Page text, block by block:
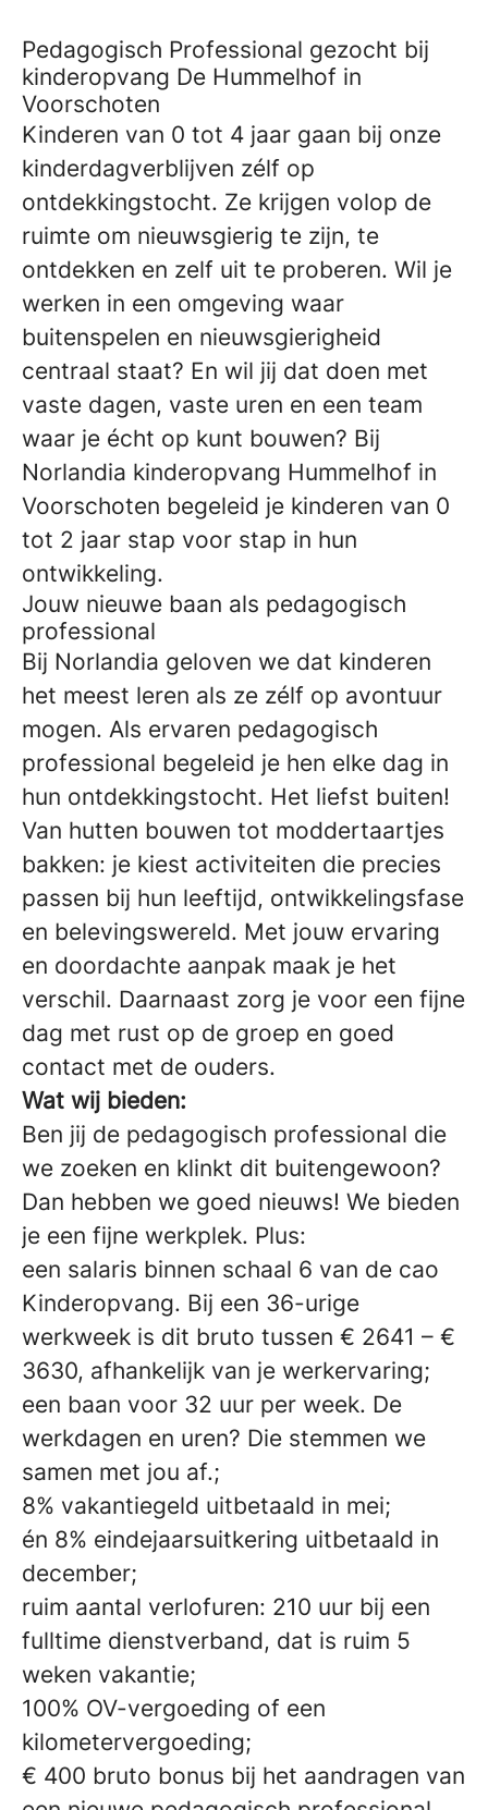
Pedagogisch Professional gezocht bij
kinderopvang De Hummelhof in
Voorschoten
Kinderen van 0 tot 4 jaar gaan bij onze
kinderdagverblijven zélf op
ontdekkingstocht. Ze krijgen volop de
ruimte om nieuwsgierig te zijn, te
ontdekken en zelf uit te proberen. Wil je
werken in een omgeving waar
buitenspelen en nieuwsgierigheid
centraal staat? En wil jij dat doen met
vaste dagen, vaste uren en een team
waar je écht op kunt bouwen? Bij
Norlandia kinderopvang Hummelhof in
Voorschoten begeleid je kinderen van 0
tot 2 jaar stap voor stap in hun
ontwikkeling.
Jouw nieuwe baan als pedagogisch
professional
Bij Norlandia geloven we dat kinderen
het meest leren als ze zélf op avontuur
mogen. Als ervaren pedagogisch
professional begeleid je hen elke dag in
hun ontdekkingstocht. Het liefst buiten!
Van hutten bouwen tot moddertaartjes
bakken: je kiest activiteiten die precies
passen bij hun leeftijd, ontwikkelingsfase
en belevingswereld. Met jouw ervaring
en doordachte aanpak maak je het
verschil. Daarnaast zorg je voor een fijne
dag met rust op de groep en goed
contact met de ouders.
Wat wij bieden:
Ben jij de pedagogisch professional die
we zoeken en klinkt dit buitengewoon?
Dan hebben we goed nieuws! We bieden
je een fijne werkplek. Plus:
een salaris binnen schaal 6 van de cao
Kinderopvang. Bij een 36-urige
werkweek is dit bruto tussen € 2641 – €
3630, afhankelijk van je werkervaring;
een baan voor 32 uur per week. De
werkdagen en uren? Die stemmen we
samen met jou af.;
8% vakantiegeld uitbetaald in mei;
én 8% eindejaarsuitkering uitbetaald in
december;
ruim aantal verlofuren: 210 uur bij een
fulltime dienstverband, dat is ruim 5
weken vakantie;
100% OV-vergoeding of een
kilometervergoeding;
€ 400 bruto bonus bij het aandragen van